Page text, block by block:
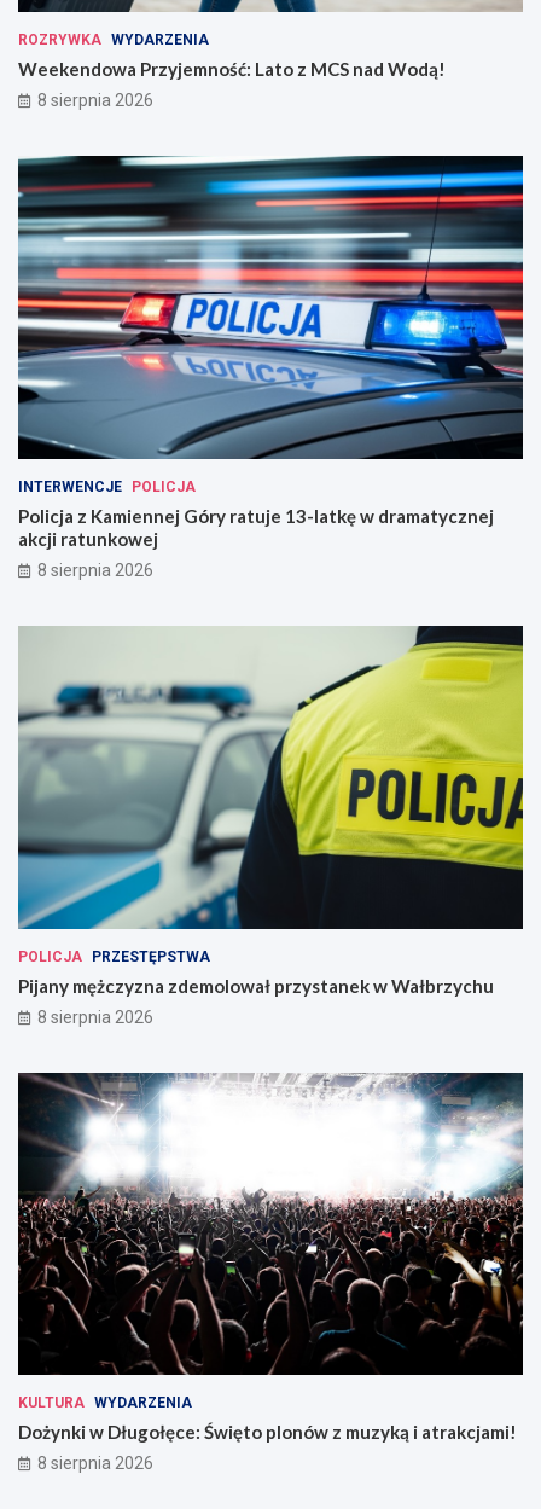
ROZRYWKA WYDARZENIA
Weekendowa Przyjemność: Lato z MCS nad Wodą!
8 sierpnia 2026
INTERWENCJE POLICJA
Policja z Kamiennej Góry ratuje 13-latkę w dramatycznej
akcji ratunkowej
8 sierpnia 2026
POLICJA PRZESTĘPSTWA
Pijany mężczyzna zdemolował przystanek w Wałbrzychu
8 sierpnia 2026
KULTURA WYDARZENIA
Dożynki w Długołęce: Święto plonów z muzyką i atrakcjami!
8 sierpnia 2026